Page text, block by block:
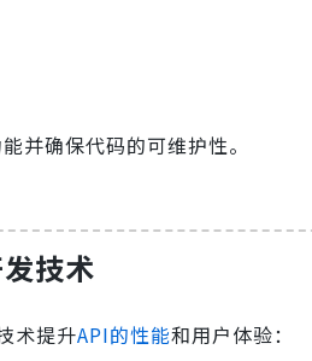
确保代码的可维护性。
技术
术提升API的性能和用户体验：